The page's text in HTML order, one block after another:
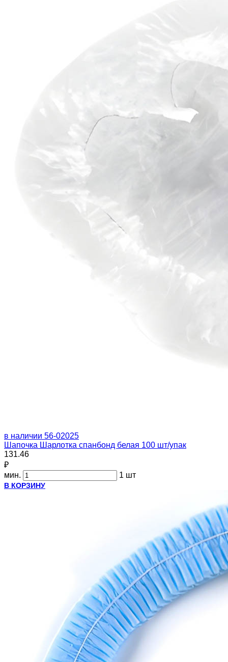
в наличии 56-02025
Шапочка Шарлотка спанбонд белая 100 шт/упак
131.46
₽
мин.
1 шт
В КОРЗИНУ